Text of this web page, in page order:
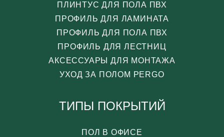
ПЛИНТУС ДЛЯ ПОЛА ПВХ
ПРОФИЛЬ ДЛЯ ЛАМИНАТА
ПРОФИЛЬ ДЛЯ ПОЛА ПВХ
ПРОФИЛЬ ДЛЯ ЛЕСТНИЦ
АКСЕССУАРЫ ДЛЯ МОНТАЖА
УХОД ЗА ПОЛОМ PERGO
ТИПЫ ПОКРЫТИЙ
ПОЛ В ОФИСЕ